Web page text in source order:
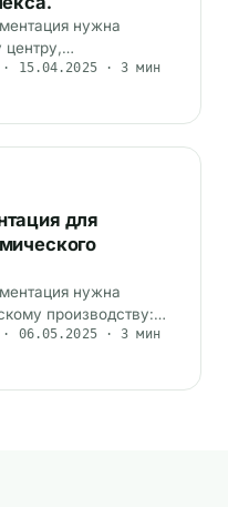
нужна
центру,
НВОС, отходы,
ДЭС.
· 15.04.2025 · 3 мин
для
нужна
производству:
выбросов и
· 06.05.2025 · 3 мин